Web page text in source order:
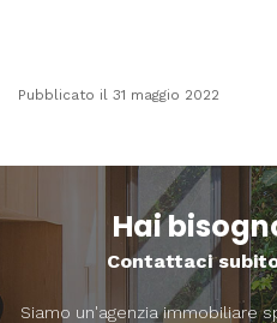
Pubblicato il 31 maggio 2022
Hai
Contattaci
Siamo un'agenzia immobiliare